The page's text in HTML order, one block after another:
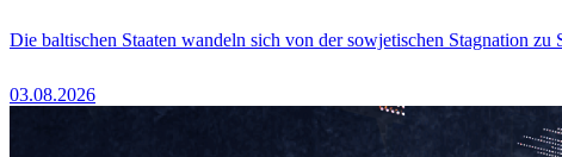
Die baltischen Staaten wandeln sich von der sowjetischen Stagnation zu
03.08.2026